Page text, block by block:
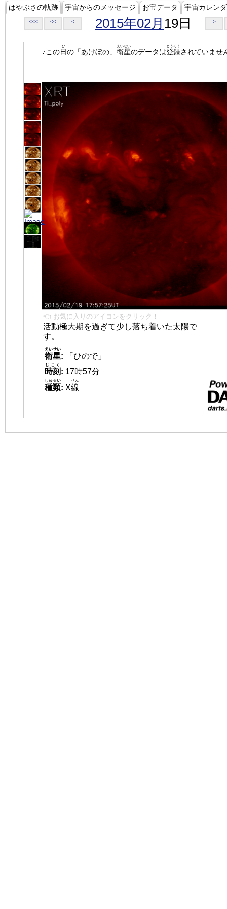
はやぶさの軌跡 宇宙からのメッセージ お宝データ 宇宙カレン
<<< << < 2015年02月 19日 >
♪この日
ひ
の「あけぼの」 衛星
えいせい
のデータは登録
とうろく
されていませ
👈 お気に入りのアイコンをクリック！
活動極大期を過ぎて少し落ち着いた太陽で
す。
衛星
えいせい
:
「ひので」
時刻
じこく
: 17時57分
種類
しゅるい
: X線
せん